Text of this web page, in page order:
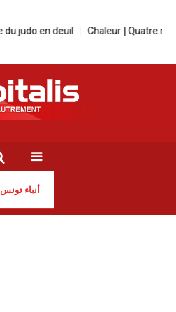
Chaleur | Quatre réflexes à adopter
أنباء تونس